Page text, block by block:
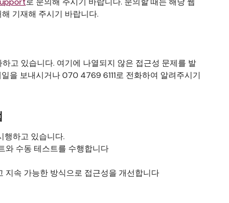
기재해 주시기 바랍니다.
고 있습니다. 여기에 나열되지 않은 접근성 문제를 발
을 보내시거나 070 4769 6111로 전화하여 알려주시기
행하고 있습니다.
와 수동 테스트를 수행합니다
지속 가능한 방식으로 접근성을 개선합니다